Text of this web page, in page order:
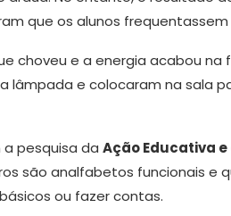
que os alunos frequentassem
choveu e a energia acabou
lâmpada e colocaram na sala
pesquisa da Ação Educativa
são analfabetos funcionais e
ou fazer contas.